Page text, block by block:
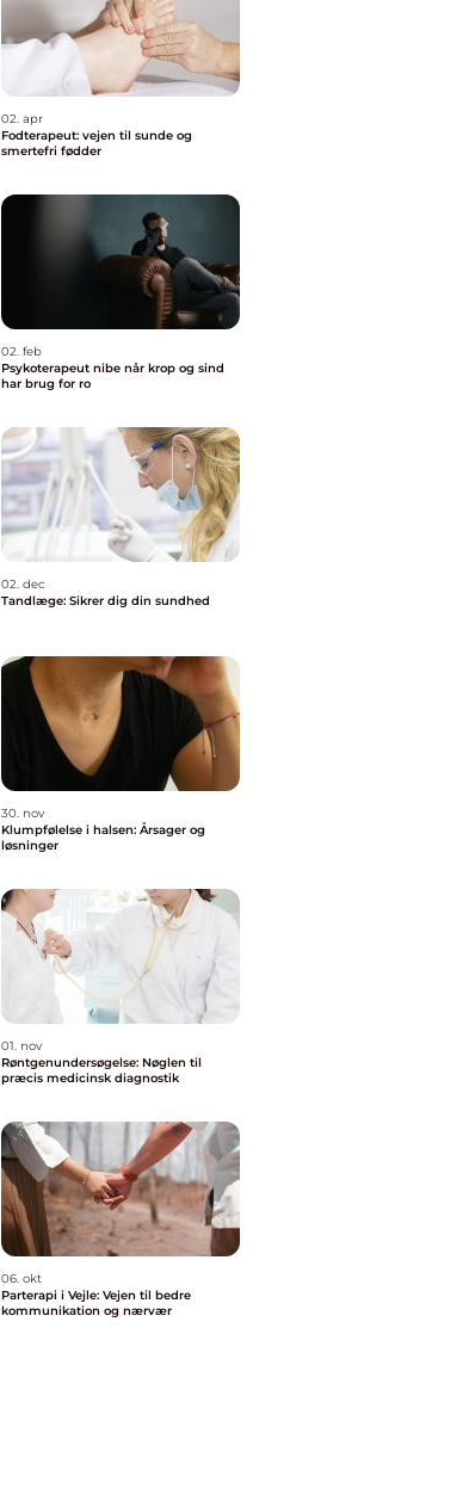
02. apr
Fodterapeut: vejen til sunde og
smertefri fødder
02. feb
Psykoterapeut nibe når krop og sind
har brug for ro
02. dec
Tandlæge: Sikrer dig din sundhed
30. nov
Klumpfølelse i halsen: Årsager og
løsninger
01. nov
Røntgenundersøgelse: Nøglen til
præcis medicinsk diagnostik
06. okt
Parterapi i Vejle: Vejen til bedre
kommunikation og nærvær